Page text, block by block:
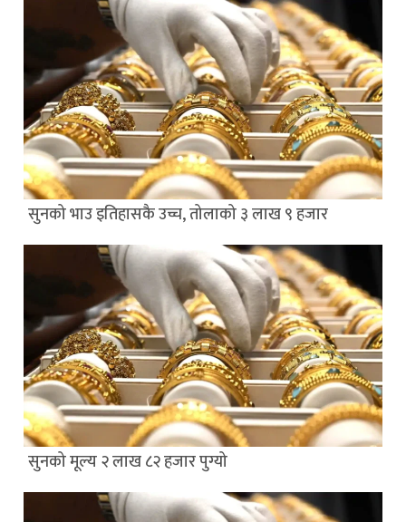
सुनको भाउ इतिहासकै उच्च, तोलाको ३ लाख ९ हजार
सुनको मूल्य २ लाख ८२ हजार पुग्यो